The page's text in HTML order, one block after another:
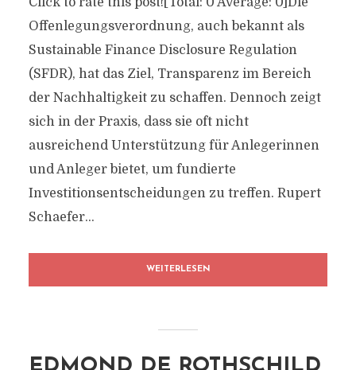
Offenlegungsverordnung, auch bekannt als
Sustainable Finance Disclosure Regulation
(SFDR), hat das Ziel, Transparenz im Bereich
der Nachhaltigkeit zu schaffen. Dennoch zeigt
sich in der Praxis, dass sie oft nicht
ausreichend Unterstützung für Anlegerinnen
und Anleger bietet, um fundierte
Investitionsentscheidungen zu treffen. Rupert
Schaefer...
WEITERLESEN